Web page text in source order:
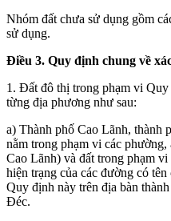
Nhóm đất chưa sử dụng gồm
sử dụng.
Điều 3. Quy định chung về
1. Đất đô thị trong phạm vi
từng địa phương như sau:
a) Thành phố Cao Lãnh, thành
nằm trong phạm vi các
Cao Lãnh) và đất trong phạm
hiện trạng của các đường có tên
Quy định này trên địa bàn
Đéc.